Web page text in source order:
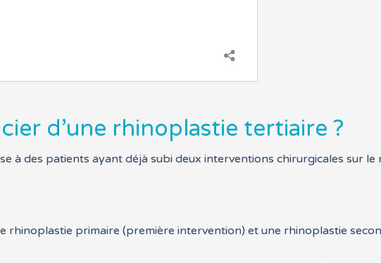
d’une rhinoplastie tertiaire ?
à des patients ayant déjà subi deux interventions chirurgicales sur
rhinoplastie primaire (première intervention) et une rhinoplastie